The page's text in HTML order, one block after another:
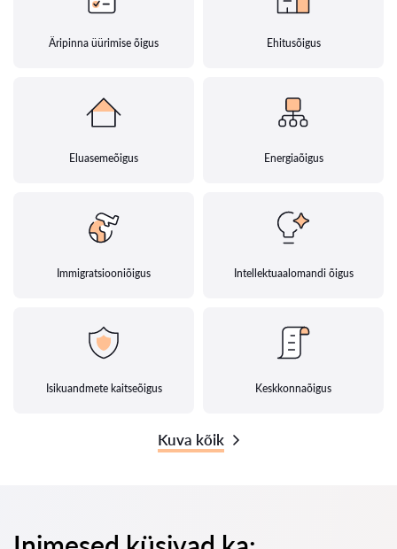
Äripinna üürimise õigus Ehitusõigus
Eluasemeõigus Energiaõigus
Immigratsiooniõigus Intellektuaalomandi õigus
Isikuandmete kaitseõigus Keskkonnaõigus
Kuva kõik